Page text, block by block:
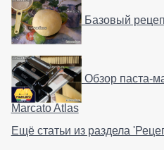
Базовый
Обзор паста-
Marcato Atlas
Ещё статьи из раздела